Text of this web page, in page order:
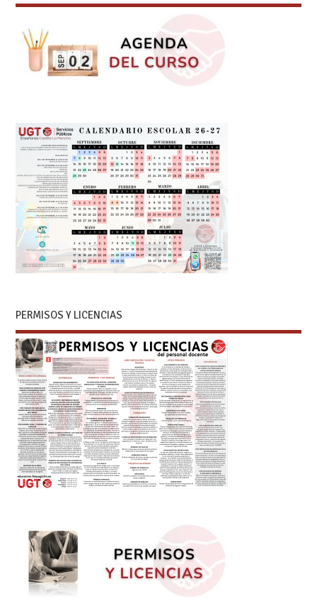
PERMISOS Y LICENCIAS